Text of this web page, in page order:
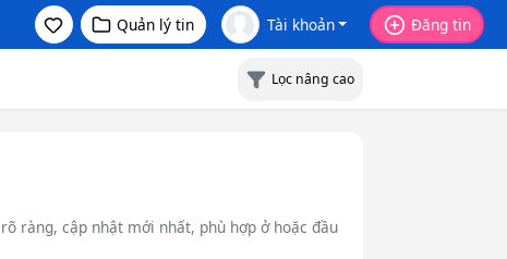
Quản lý tin Tài khoản Đăng tin
Lọc nâng cao
ràng, cập nhật mới nhất, phù hợp ở hoặc đầu